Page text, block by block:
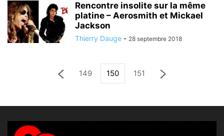
Rencontre insolite sur la même
platine – Aerosmith et Mickael
Jackson
Thierry Dauge - 28 septembre 2018
149 150 151